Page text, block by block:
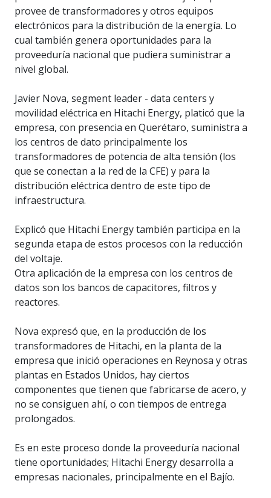
provee de transformadores y otros equipos
electrónicos para la distribución de la energía. Lo
cual también genera oportunidades para la
proveeduría nacional que pudiera suministrar a
nivel global.
Javier Nova, segment leader - data centers y
movilidad eléctrica en Hitachi Energy, platicó que la
empresa, con presencia en Querétaro, suministra a
los centros de dato principalmente los
transformadores de potencia de alta tensión (los
que se conectan a la red de la CFE) y para la
distribución eléctrica dentro de este tipo de
infraestructura.
Explicó que Hitachi Energy también participa en la
segunda etapa de estos procesos con la reducción
del voltaje.
Otra aplicación de la empresa con los centros de
datos son los bancos de capacitores, filtros y
reactores.
Nova expresó que, en la producción de los
transformadores de Hitachi, en la planta de la
empresa que inició operaciones en Reynosa y otras
plantas en Estados Unidos, hay ciertos
componentes que tienen que fabricarse de acero, y
no se consiguen ahí, o con tiempos de entrega
prolongados.
Es en este proceso donde la proveeduría nacional
tiene oportunidades; Hitachi Energy desarrolla a
empresas nacionales, principalmente en el Bajío.